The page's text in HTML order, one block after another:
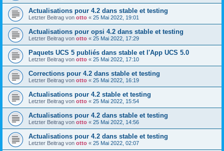
Actualisations pour 4.2 dans stable et testing
Letzter Beitrag von otto « 25 Mai 2022, 19:01
Actualisations pour opsi 4.2 dans stable et testing
Letzter Beitrag von otto « 25 Mai 2022, 17:29
Paquets UCS 5 publiés dans stable et l'App UCS 5.0
Letzter Beitrag von otto « 25 Mai 2022, 17:10
Corrections pour 4.2 dans stable et testing
Letzter Beitrag von otto « 25 Mai 2022, 16:19
Actualisations pour 4.2 stable et testing
Letzter Beitrag von otto « 25 Mai 2022, 15:54
Actualisations pour 4.2 dans stable et testing
Letzter Beitrag von otto « 25 Mai 2022, 14:56
Actualisations pour 4.2 dans stable et testing
Letzter Beitrag von otto « 25 Mai 2022, 02:07